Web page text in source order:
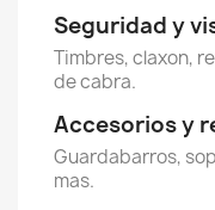
Seguridad y
Timbres, claxon,
de cabra.
Accesorios y
Guardabarros,
mas.